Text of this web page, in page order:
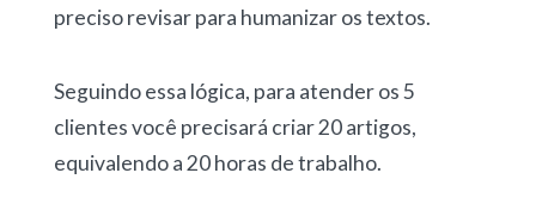
preciso revisar para humanizar os textos.
Seguindo essa lógica, para atender os 5
clientes você precisará criar 20 artigos,
equivalendo a 20 horas de trabalho.